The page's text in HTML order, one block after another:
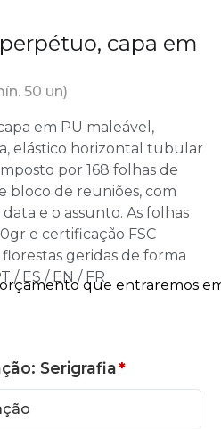
capa em
50 un)
em PU maleável,
elástico horizontal tubular
por 168 folhas de
bloco de reuniões, com
e o assunto. As folhas
e certificação FSC
geridas de forma
/ ES / EN / FR
Serigrafia*